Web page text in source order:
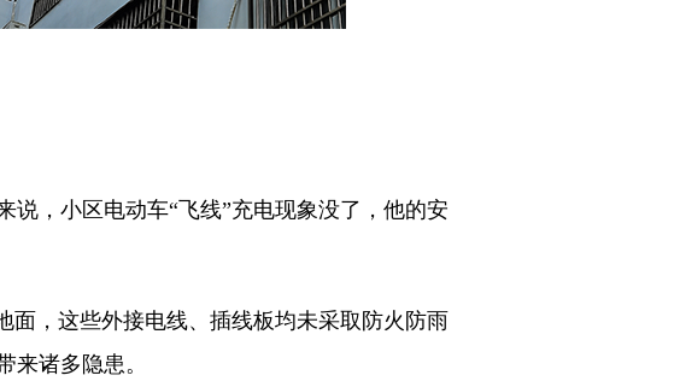
，小区电动车“飞线”充电现象没了，他的安
，这些外接电线、插线板均未采取防火防雨
诸多隐患。